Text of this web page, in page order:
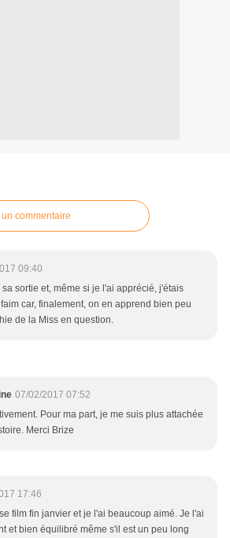
commentaire
09:40
sortie et, même si je l'ai apprécié, j'étais
car, finalement, on en apprend bien peu
de la Miss en question.
07/02/2017 07:52
Pour ma part, je me suis plus attachée
Merci Brize
17:46
film fin janvier et je l'ai beaucoup aimé. Je l'ai
et bien équilibré même s'il est un peu long